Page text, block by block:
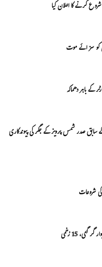
کرنے کا اعلان کیا
کے باہر دھماکہ
کے سابق صدر شمس پرویز کے جگر کی پیوندکاری
15 زخمی